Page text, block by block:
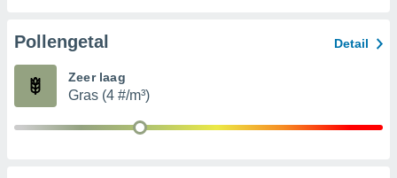
partners
Pollengetal Detail
Zeer laag
Gras (4 #/m³)